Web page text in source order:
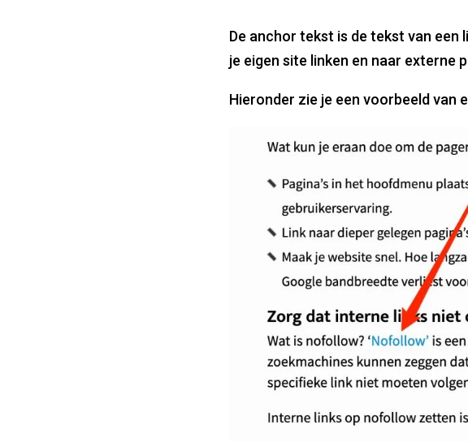
De anchor tekst is de tekst van een
je eigen site linken en naar externe
Hieronder zie je een voorbeeld van